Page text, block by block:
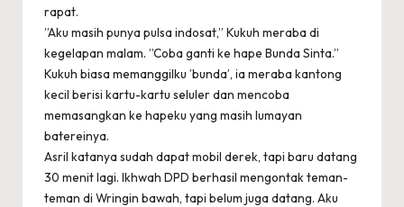
rapat.
”Aku masih punya pulsa indosat,” Kukuh meraba di
kegelapan malam. ”Coba ganti ke hape Bunda Sinta.”
Kukuh biasa memanggilku ’bunda’, ia meraba kantong
kecil berisi kartu-kartu seluler dan mencoba
memasangkan ke hapeku yang masih lumayan
batereinya.
Asril katanya sudah dapat mobil derek, tapi baru datang
30 menit lagi. Ikhwah DPD berhasil mengontak teman-
teman di Wringin bawah, tapi belum juga datang. Aku